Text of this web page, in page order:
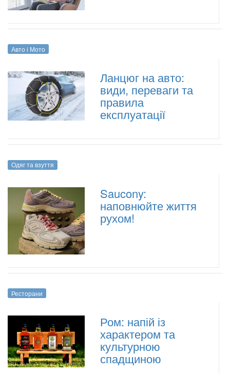
Авто і Мото
Ланцюг на авто:
види, переваги та
правила
експлуатації
Одяг та взуття
Saucony:
наповнюйте життя
рухом!
Ресторани
Ром: напій із
характером та
культурною
спадщиною